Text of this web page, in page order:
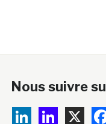
Nous suivre